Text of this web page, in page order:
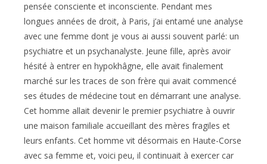
pensée consciente et inconsciente. Pendant mes
longues années de droit, à Paris, j’ai entamé une analyse
avec une femme dont je vous ai aussi souvent parlé: un
psychiatre et un psychanalyste. Jeune fille, après avoir
hésité à entrer en hypokhâgne, elle avait finalement
marché sur les traces de son frère qui avait commencé
ses études de médecine tout en démarrant une analyse.
Cet homme allait devenir le premier psychiatre à ouvrir
une maison familiale accueillant des mères fragiles et
leurs enfants. Cet homme vit désormais en Haute-Corse
avec sa femme et, voici peu, il continuait à exercer car